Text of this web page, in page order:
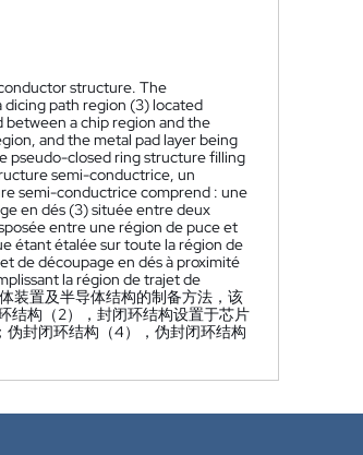
structure. The
dicing path region (3) located
a chip region and the
and the metal pad layer being
pseudo-closed ring structure filling
semi-conductrice, un
semi-conductrice comprend : une
en dés (3) située entre deux
entre une région de puce et
étant étalée sur toute la région de
de découpage en dés à proximité
la région de trajet de
装置及半导体结构的制备方法，该
结构（2），封闭环结构设置于芯片
封闭环结构（4），伪封闭环结构